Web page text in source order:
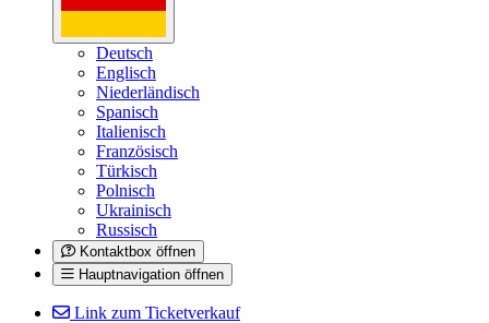
Deutsch
Englisch
Niederländisch
Spanisch
Italienisch
Französisch
Türkisch
Polnisch
Ukrainisch
Russisch
Kontaktbox öffnen
Hauptnavigation öffnen
Link zum Ticketverkauf